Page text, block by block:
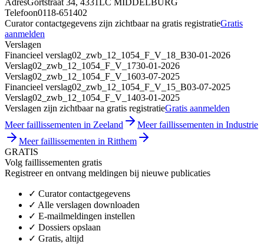
Telefoon0118-651402
Curator contactgegevens zijn zichtbaar na gratis registratieGratis
aanmelden
Verslagen
Financieel verslag02_zwb_12_1054_F_V_18_B30-01-2026
Verslag02_zwb_12_1054_F_V_1730-01-2026
Verslag02_zwb_12_1054_F_V_1603-07-2025
Financieel verslag02_zwb_12_1054_F_V_15_B03-07-2025
Verslag02_zwb_12_1054_F_V_1403-01-2025
Verslagen zijn zichtbaar na gratis registratieGratis aanmelden
Meer faillissementen in Zeeland
Meer faillissementen in Industrie
Meer faillissementen in Ritthem
GRATIS
Volg faillissementen gratis
Registreer en ontvang meldingen bij nieuwe publicaties
✓ Curator contactgegevens
✓ Alle verslagen downloaden
✓ E-mailmeldingen instellen
✓ Dossiers opslaan
✓ Gratis, altijd